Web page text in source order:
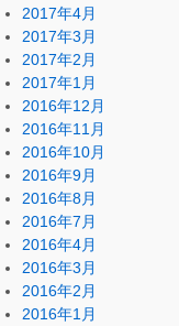
2017年4月
2017年3月
2017年2月
2017年1月
2016年12月
2016年11月
2016年10月
2016年9月
2016年8月
2016年7月
2016年4月
2016年3月
2016年2月
2016年1月